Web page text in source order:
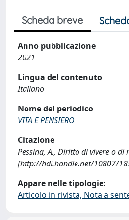
Scheda breve
Anno pubblicazione
2021
Lingua del contenuto
Italiano
Nome del periodico
VITA E PENSIERO
Citazione
Pessina, A., Diritto di vivere o di
[http://hdl.handle.net/10807/
Appare nelle tipologie:
Articolo in rivista, Nota a